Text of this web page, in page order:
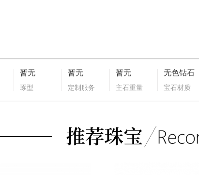
暂无
琢型
暂无
定制服务
暂无
主石重量
无色钻石
宝石材质